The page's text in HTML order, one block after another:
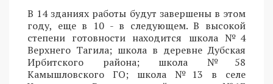
В 14 зданиях работы будут завершены в этом
году, еще в 10 - в следующем. В высокой
степени готовности находится школа №4
Верхнего Тагила; школа в деревне Дубская
Ирбитского района; школа №58
Камышловского ГО; школа №13 в селе